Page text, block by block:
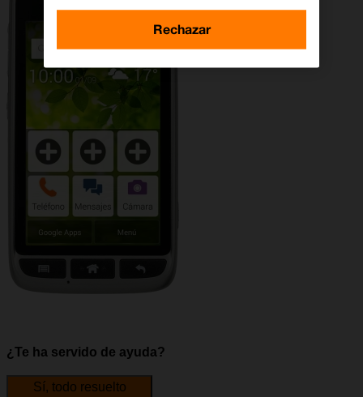
¿Te ha servido de ayuda?
Sí, todo resuelto
Rechazar